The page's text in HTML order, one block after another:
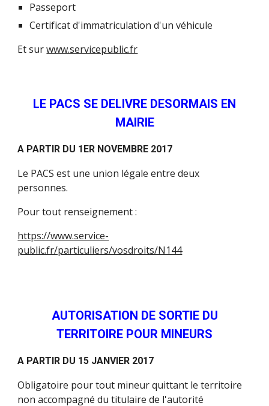
Passeport
Certificat d'immatriculation d'un véhicule
Et surwww.servicepublic.fr
LE PACS SE DELIVRE DESORMAIS EN
MAIRIE
A PARTIR DU 1ER NOVEMBRE 2017
Le PACS est une union légale entre deux
personnes.
Pour tout renseignement :
https://www.service-
public.fr/particuliers/vosdroits/N144
AUTORISATION DE SORTIE DU
TERRITOIRE POUR MINEURS
A PARTIR DU 15 JANVIER 2017
Obligatoire pour tout mineur quittant le territoire
non accompagné du titulaire de l'autorité